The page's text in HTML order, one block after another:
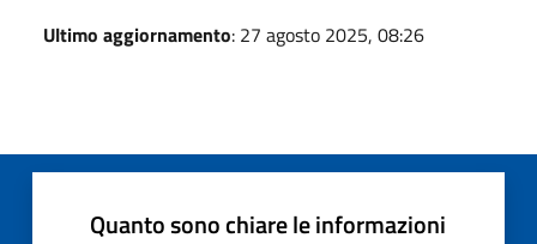
Ultimo aggiornamento: 27 agosto 2025, 08:26
Quanto sono chiare le informazioni